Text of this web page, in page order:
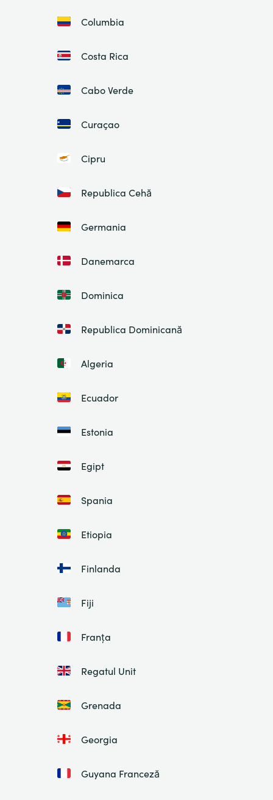
Columbia
Costa Rica
Cabo Verde
Curaçao
Cipru
Republica Cehă
Germania
Danemarca
Dominica
Republica Dominicană
Algeria
Ecuador
Estonia
Egipt
Spania
Etiopia
Finlanda
Fiji
Franța
Regatul Unit
Grenada
Georgia
Guyana Franceză